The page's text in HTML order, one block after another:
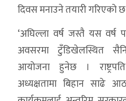
दिवस मनाउने तयारी गरिएको
‘अघिल्ला वर्ष जस्तै यस वर्ष
अवसरमा टुँडिखेलस्थित
आयोजना हुनेछ ।
अध्यक्षतामा बिहान साढे